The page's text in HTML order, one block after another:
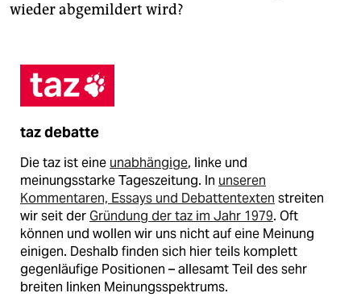
wieder abgemildert wird?
taz debatte
Die taz ist eine unabhängige, linke und
meinungsstarke Tageszeitung. In unseren
Kommentaren, Essays und Debattentexten streiten
wir seit derGründung der taz im Jahr 1979. Oft
können und wollen wir uns nicht auf eine Meinung
einigen. Deshalb finden sich hier teils komplett
gegenläufige Positionen – allesamt Teil des sehr
breiten linken Meinungsspektrums.